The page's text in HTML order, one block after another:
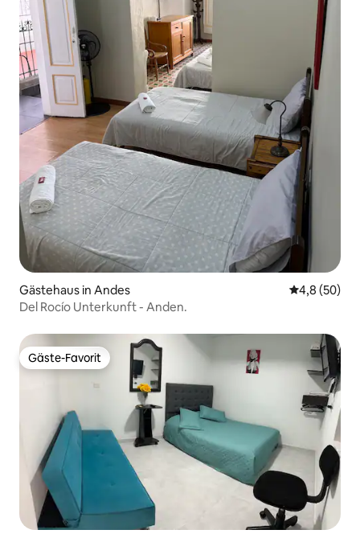
Gästehaus in Andes
4,8 (50)
Del Rocío Unterkunft - Anden.
Gäste-Favorit
Gäste-Favorit